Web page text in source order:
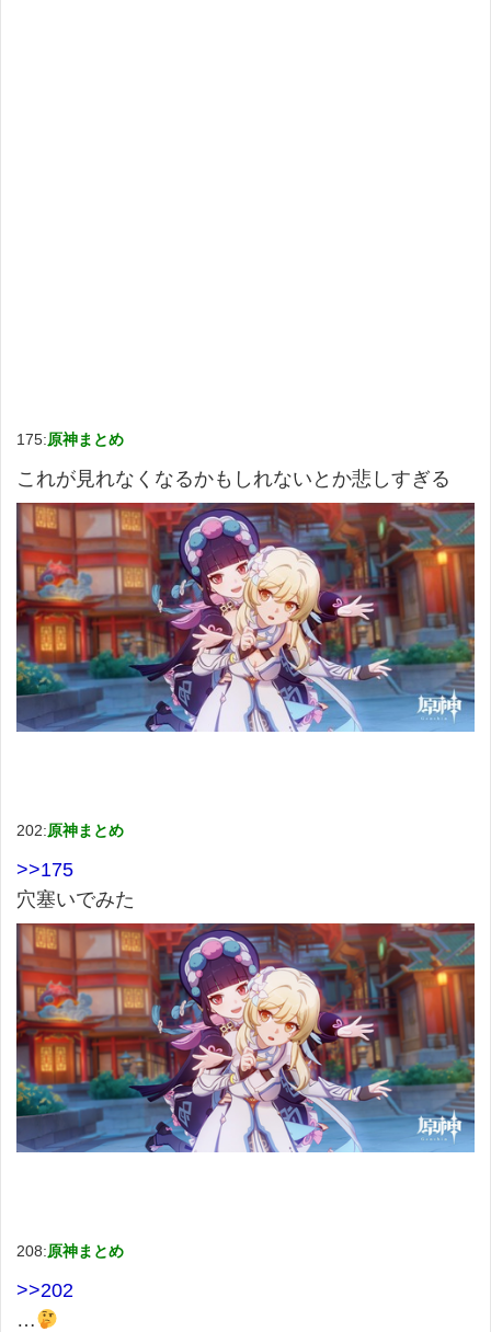
175:原神まとめ
これが見れなくなるかもしれないとか悲しすぎる
202:原神まとめ
>>175
穴塞いでみた
208:原神まとめ
>>202
…